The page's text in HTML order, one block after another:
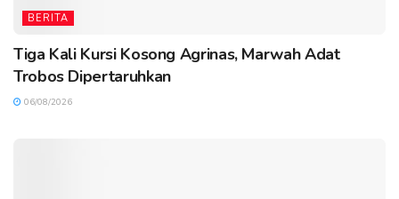
BERITA
Tiga Kali Kursi Kosong Agrinas, Marwah Adat
Trobos Dipertaruhkan
06/08/2026